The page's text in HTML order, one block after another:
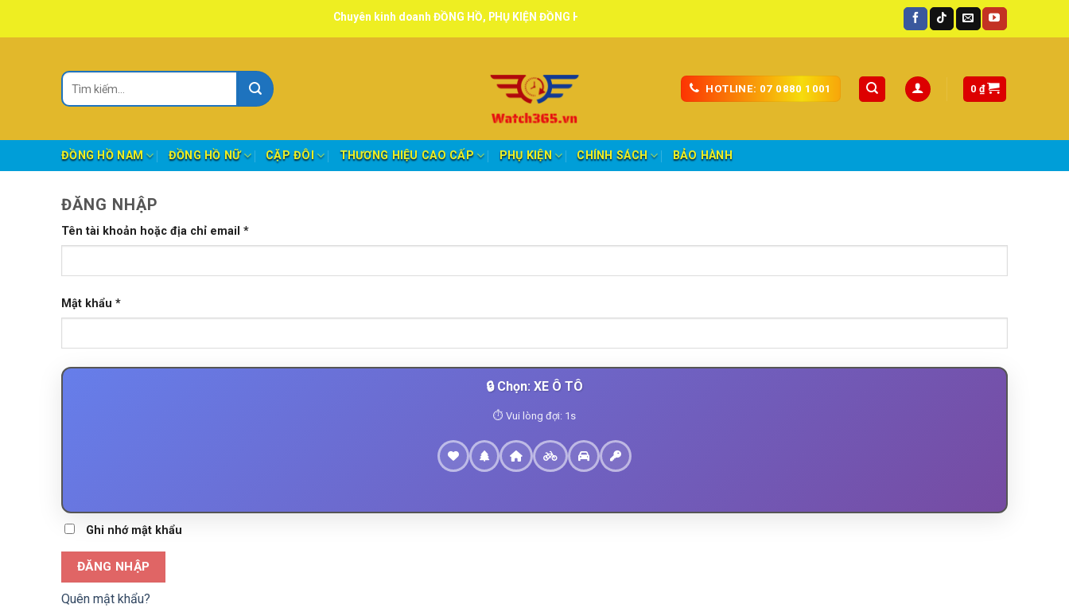
Chuyên kinh doanh ĐỒNG HỒ, PHỤ KIỆN ĐỒNG HỒ chính hãng, tuyển đại lý, CTV giao hàng toàn quốc.
Tìm
kiếm:
HOTLINE: 07 0880 1001 0 ₫
ĐỒNG HỒ NAM ĐỒNG HỒ NỮ CẶP ĐÔI THƯƠNG HIỆU CAO CẤP PHỤ KIỆN CHÍNH SÁCH BẢO HÀNH
ĐĂNG NHẬP
Tên tài khoản hoặc địa chỉ email *
Mật khẩu *
🔒 Chọn: XE Ô TÔ
✓ Bạn có thể tiếp tục
Ghi nhớ mật khẩu
ĐĂNG NHẬP
Quên mật khẩu?